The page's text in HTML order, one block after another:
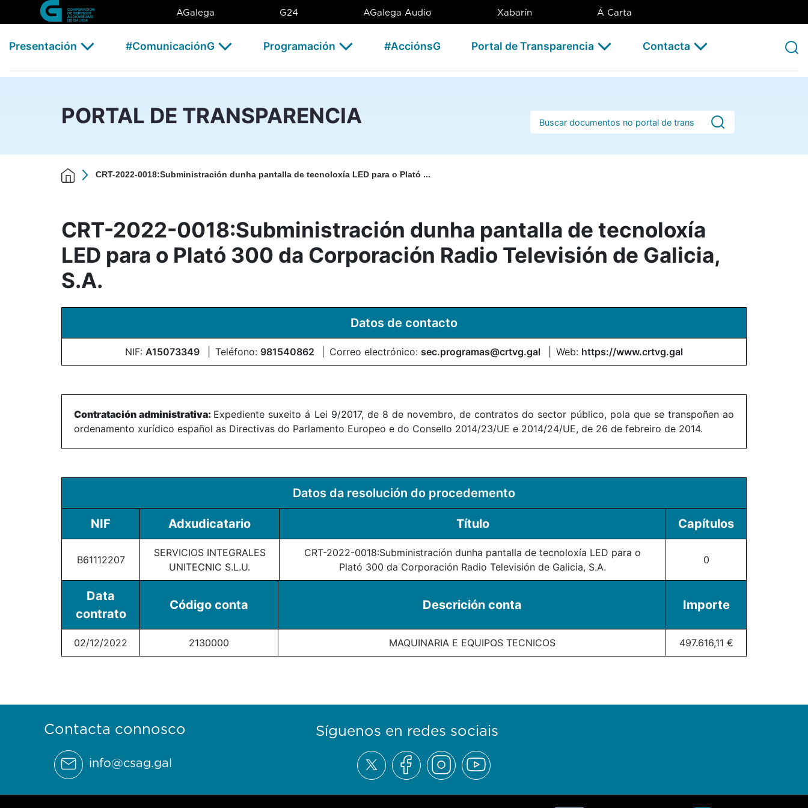
Skip to Main Content
CRT-2022-0018:Subministración dunha pantalla de tecnoloxía LED para o Plató 300 da
AGalega G24 AGalega Audio Xabarín Á Carta
Presentación #ComunicaciónG Programación #AcciónsG Portal de Transparencia Contacta
PORTAL DE TRANSPARENCIA Barra de busca
CRT-2022-0018:Subministración dunha pantalla de tecnoloxía LED para o Plató ...
CRT-2022-0018:Subministración dunha pantalla de tecnoloxía
LED para o Plató 300 da Corporación Radio Televisión de Galicia,
S.A.
Datos de contacto
NIF: A15073349 Teléfono: 981540862 Correo electrónico: sec.programas@crtvg.gal Web: https://www.crtvg.gal
Contratación administrativa: Expediente suxeito á Lei 9/2017, de 8 de novembro, de contratos do sector público, pola que se transpoñen ao
ordenamento xurídico español as Directivas do Parlamento Europeo e do Consello 2014/23/UE e 2014/24/UE, de 26 de febreiro de 2014.
Datos da resolución do procedemento
NIF Adxudicatario Título Capítulos
B61112207
SERVICIOS INTEGRALES
UNITECNIC S.L.U.
CRT-2022-0018:Subministración dunha pantalla de tecnoloxía LED para o
Plató 300 da Corporación Radio Televisión de Galicia, S.A.
0
Data
contrato
Código conta Descrición conta Importe
02/12/2022 2130000 MAQUINARIA E EQUIPOS TECNICOS 497.616,11 €
Contacta connosco
info@csag.gal
Síguenos en redes sociais